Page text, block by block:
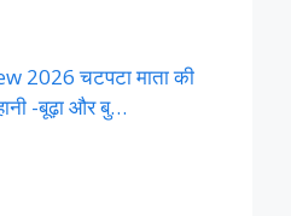
2026 चटपटा माता की
-बूढ़ा और बु…